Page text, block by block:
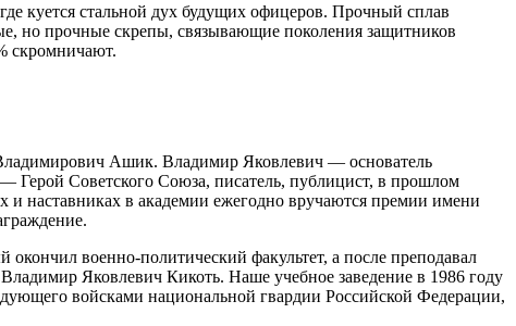
куется стальной дух будущих офицеров. Прочный сплав
но прочные скрепы, связывающие поколения защитников
скромничают.
Ашик. Владимир Яковлевич — основатель
Герой Советского Союза, писатель, публицист, в прошлом
наставниках в академии ежегодно вручаются премии имени
военно-политический факультет, а после преподавал
Яковлевич Кикоть. Наше учебное заведение в 1986 году
войсками национальной гвардии Российской Федерации,